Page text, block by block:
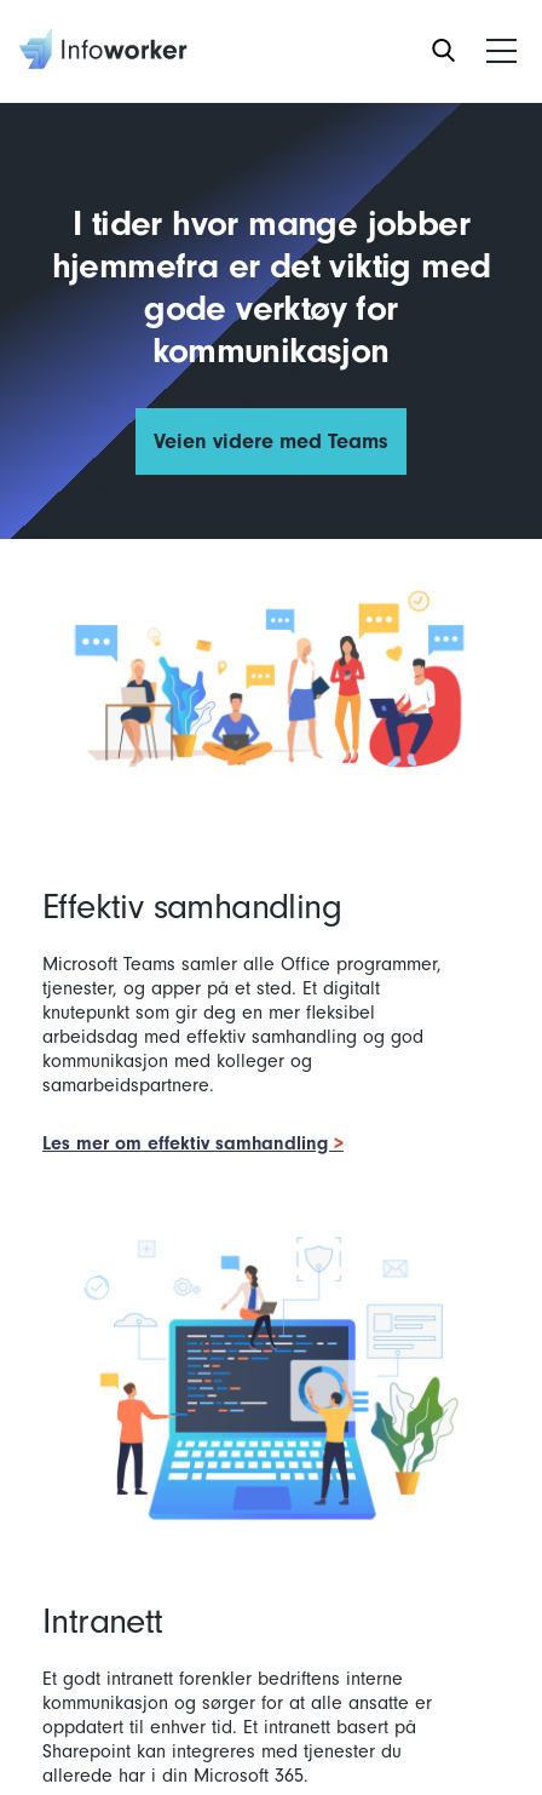
I tider hvor mange jobber
hjemmefra er det viktig med
gode verktøy for
kommunikasjon
Veien videre med Teams
Effektiv samhandling
Microsoft Teams samler alle Office programmer,
tjenester, og apper på et sted. Et digitalt
knutepunkt som gir deg en mer fleksibel
arbeidsdag med effektiv samhandling og god
kommunikasjon med kolleger og
samarbeidspartnere.
Les mer om effektiv samhandling
Intranett
Et godt intranett forenkler bedriftens interne
kommunikasjon og sørger for at alle ansatte er
oppdatert til enhver tid. Et intranett basert på
Sharepoint kan integreres med tjenester du
allerede har i din Microsoft 365.